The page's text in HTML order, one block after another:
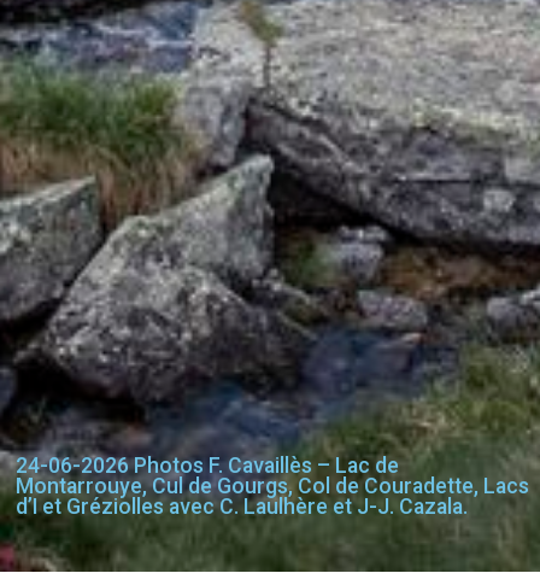
24-06-2026 Photos F. Cavaillès – Lac de
Montarrouye, Cul de Gourgs, Col de Couradette, Lacs
d’I et Gréziolles avec C. Laulhère et J-J. Cazala.